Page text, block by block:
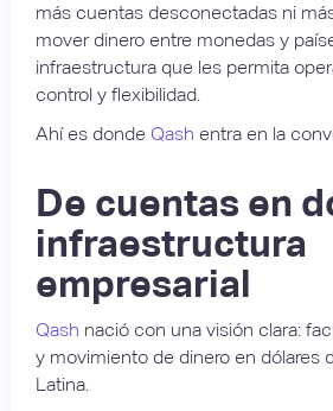
más cuentas desconectadas ni
mover dinero entre monedas y
infraestructura que les permita
control y flexibilidad.
Ahí es donde Qash entra en la
De cuentas en
infraestructura
empresarial
Qash nació con una visión clara:
y movimiento de dinero en dólares
Latina.